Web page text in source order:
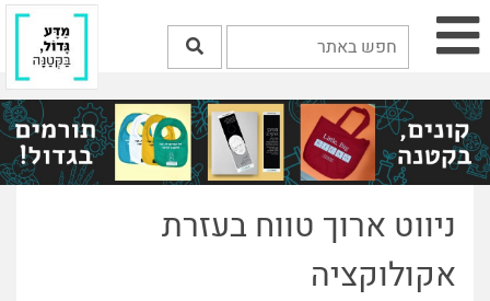
ניווט ארוך טווח בעזרת
אקולוקציה